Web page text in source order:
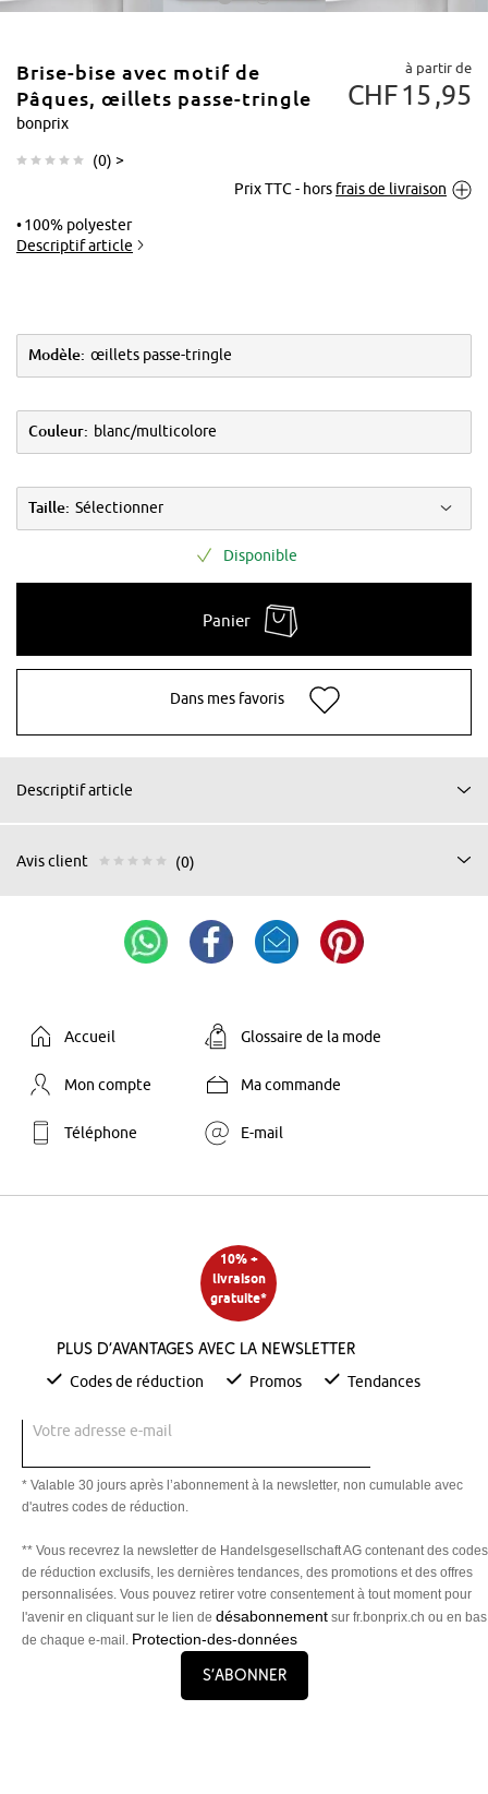
agrandir
Brise-bise avec motif de
Pâques, œillets passe-tringle
bonprix
(0) >
à partir de
CHF15 95
Prix TTC - hors frais de livraison
100% polyester
Descriptif article
Modèle: œillets passe-tringle
Couleur: blanc/multicolore
Taille: Sélectionner
Disponible
Panier
Dans mes favoris
Descriptif article
Avis client (0)
Accueil Glossaire de la mode
Mon compte Ma commande
Téléphone E-mail
10% +
livraison
gratuite*
Plus d’avantages avec la newsletter
Codes de réduction Promos Tendances
Votre adresse e-mail
* Valable 30 jours après l’abonnement à la newsletter, non cumulable avec
d'autres codes de réduction.
** Vous recevrez la newsletter de Handelsgesellschaft AG contenant des codes
de réduction exclusifs, les dernières tendances, des promotions et des offres
personnalisées. Vous pouvez retirer votre consentement à tout moment pour
l'avenir en cliquant sur le lien de désabonnement sur fr.bonprix.ch ou en bas
de chaque e-mail. Protection-des-données
S’abonner